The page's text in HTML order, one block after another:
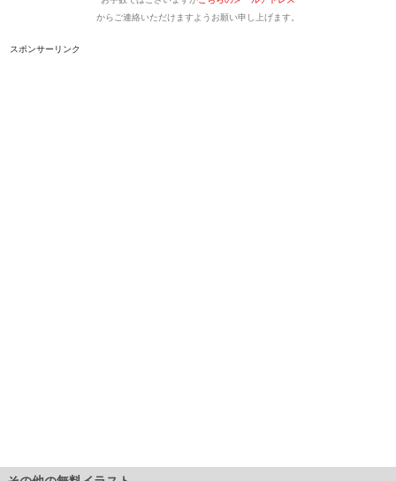
からご連絡いただけますようお願い申し上げます。
スポンサーリンク